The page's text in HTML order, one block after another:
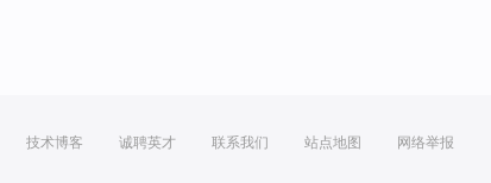
技术博客 诚聘英才 联系我们 站点地图 网络举报